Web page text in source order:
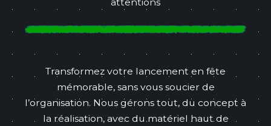
Transformez votre lancement en fête
mémorable, sans vous soucier de
l’organisation. Nous gérons tout, du concept à
la réalisation, avec du matériel haut de